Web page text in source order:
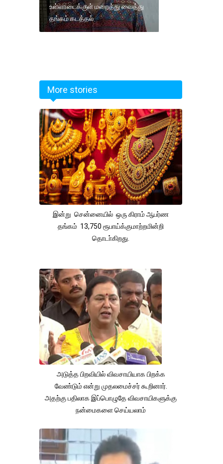
உள்ளாடைக்குள் மறைத்து வைத்து
தங்கம் கடத்தல்
More stories
இன்று சென்னையில் ஒரு கிராம் ஆபர்ண
தங்கம் 13,750 ரூபாய்க்குமாற்றமின்றி
தொடா்கிறது.
அடுத்த பிறவியில் விவசாயியாக பிறக்க
வேண்டும் என்று முதலமைச்சர் கூறினார்.
அதற்கு பதிலாக இப்பொழுதே விவசாயிகளுக்கு
நன்மைகளை செய்யலாம்